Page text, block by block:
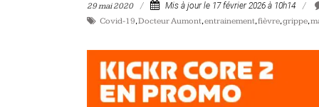
29 mai 2020 Mis à jour le 17 février 2026 à 10h14
Covid-19,Docteur Aumont,entrainement,fièvre,grippe,